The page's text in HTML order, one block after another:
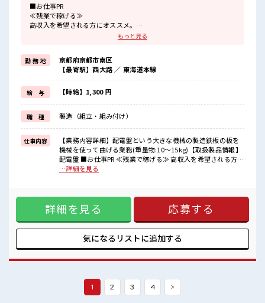
■お仕事PR
≪残業で稼げる≫
高収入を希望される方にオススメ。
残業は月20時間以上あります♪
週末は家族や友人と一緒にプライベート満喫！
≪モチベーションもUP≫
派手過ぎなければ髪型や髪色自由♪
(規定有)≪動きやすい制服アリ≫
制服があるので、
毎日の服装の悩み解消♪
≪未経験OKの仕事≫
新しいことにチャレンジするのは不安だけど、
しっかり働く環境が整っています！
イチからスキルUP・ステップUP目指していきましょう！
■職場の雰囲気
キバツ過ぎなければ髪色・髪型は自由！
しっかり休める休憩室あり！
オンオフの切替もできちゃう！
もっと見る
勤 務 地
京都府京都市南区
【最寄駅】西大路 ／ 東海道本線
給 与 【時給】1,300 円
職 種 製造（組立・組み付け）
仕事内容
【業務内容詳細】配電盤という大きな機械の製造鉄板の板を
機械を使って曲げる業務(重量物:10～15kg)【取扱製品情報】
配電盤 ■お仕事PR ≪残業で稼げる≫ 高収入を希望される方に
オススメ。 残業は月20時間以上あります♪ ≪週休2日制≫ 週
やすい制服アリ≫ 制服があるので、 毎日の服装の悩み解消♪
≪未経験OKの仕事≫ 新しいことにチャレンジするのは不安だ
けど、 しっかり働く環境が整っています！ イチからスキル
UP・ステップUP目指していきましょう！ ■職場の雰囲気 キ
バツ過ぎなければ髪色・髪型は自由！ あなたの個性を大事に
できます♪ ≪20代の方が多数活躍中の職場≫ しっかり休める
…詳細を見る
詳細を見る 応募する
気になるリストに追加する
1 2 3 4 >